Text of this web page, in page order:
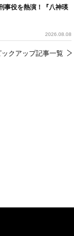
事役を熱演！『八神瑛
2026.08.08
ックアップ記事一覧